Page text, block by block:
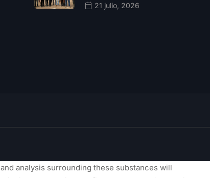
21 julio, 2026
analysis surrounding these substances will